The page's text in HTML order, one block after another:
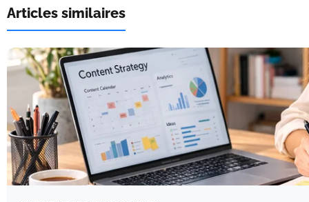
Articles similaires